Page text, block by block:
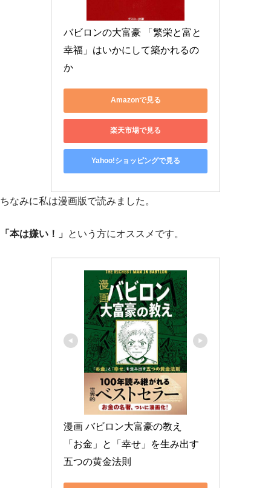
バビロンの大富豪 「繁栄と富と
幸福」はいかにして築かれるの
か
Amazonで見る
楽天市場で見る
Yahoo!ショッピングで見る
ちなみに私は漫画版で読みました。
「本は嫌い！」 という方にオススメです。
漫画 バビロン大富豪の教え
「お金」と「幸せ」を生み出す
五つの黄金法則